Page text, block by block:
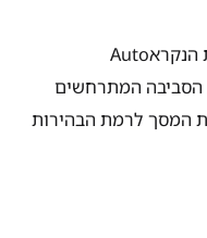
הנקראAuto
הסביבה המתרחשים
המסך לרמת הבהירות